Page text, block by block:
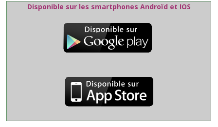
Disponible sur les smartphones Androïd et IOS